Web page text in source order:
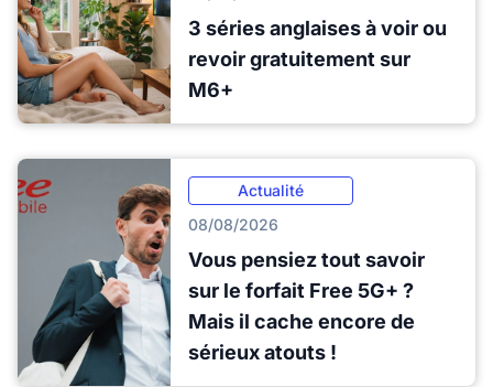
3 séries anglaises à voir ou
revoir gratuitement sur
M6+
Actualité
08/08/2026
Vous pensiez tout savoir
sur le forfait Free 5G+ ?
Mais il cache encore de
sérieux atouts !